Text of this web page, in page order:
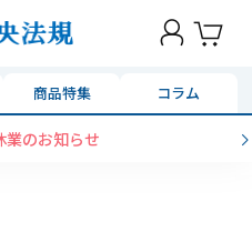
商品特集 コラム
業のお知らせ